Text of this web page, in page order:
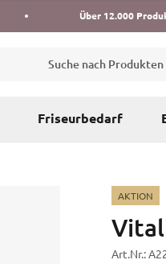
Über 12.000
Suche nach
Friseurbedarf
AKTION
Art.Nr.: